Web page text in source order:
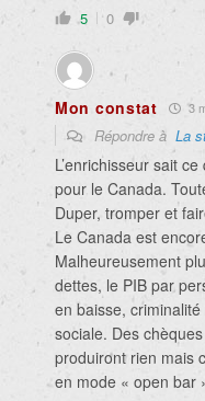
5 0
Mon constat 3
Répondre à La
L’enrichisseur sait
pour le Canada.
Duper, tromper et
Le Canada est
Malheureusement
dettes, le PIB par
en baisse,
sociale. Des
produiront rien mais
en mode « open bar